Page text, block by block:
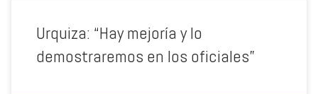
Urquiza: “Hay mejoría y lo
demostraremos en los oficiales”